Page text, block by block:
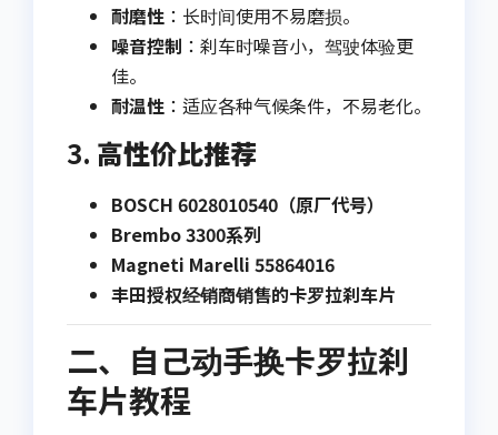
耐磨性 ：长时间使用不易磨损。
噪音控制 ：刹车时噪音小，驾驶体验更
佳。
耐温性 ：适应各种气候条件，不易老化。
3. 高性价比推荐
BOSCH 6028010540（原厂代号）
Brembo 3300系列
Magneti Marelli 55864016
丰田授权经销商销售的卡罗拉刹车片
二、自己动手换卡罗拉刹
车片教程